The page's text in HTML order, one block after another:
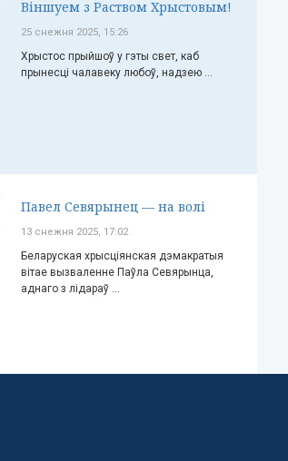
Віншуем з Раством Хрыстовым!
25 снежня 2025, 15:26
Хрыстос прыйшоў у гэты свет, каб
прынесці чалавеку любоў, надзею ...
Павел Севярынец — на волі
13 снежня 2025, 17:02
Беларуская хрысціянская дэмакратыя
вітае вызваленне Паўла Севярынца,
аднаго з лідараў ...